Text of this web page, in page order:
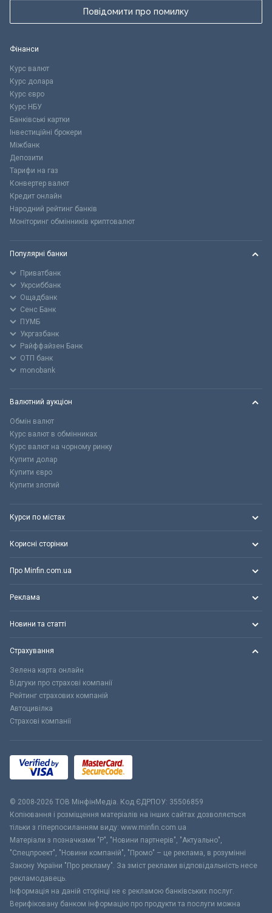
Повідомити про помилку
Фінанси
Курс валют
Курс долара
Курс євро
Курс НБУ
Банківські картки
Інвестиційні брокери
Міжбанк
Депозити
Тарифи на газ
Конвертер валют
Кредит онлайн
Народний рейтинг банків
Моніторинг обмінників криптовалют
Популярні банки
Приватбанк
Укрсиббанк
Ощадбанк
Сенс Банк
ПУМБ
Укргазбанк
Райффайзен Банк
ОТП банк
monobank
Валютний аукціон
Обмін валют
Курс валют в обмінниках
Курс валют на чорному ринку
Купити долар
Купити євро
Купити злотий
Курси по містах
Корисні сторінки
Про Minfin.com.ua
Реклама
Новини та статті
Страхування
Зелена карта онлайн
Відгуки про страхові компанії
Рейтинг страхових компаній
Автоцивілка
Страхові компанії
© 2008-2026 ТОВ МiнфiнМедiа. Код ЄДРПОУ: 35506859
Копіювання і розміщення матеріалів на інших сайтах дозволяється
тільки з гіперпосиланням виду: www.minfin.com.ua
Матеріали з позначками "Р", "Новини партнерів", "Актуально",
"Спецпроект", "Новини компаній", "Промо" – це реклама, в розумінні
Закону України "Про рекламу". За зміст реклами відповідальність несе
рекламодавець.
Інформація на даній сторінці не є рекламою банківських послуг.
Верифіковану банком інформацію про продукти та послуги можна